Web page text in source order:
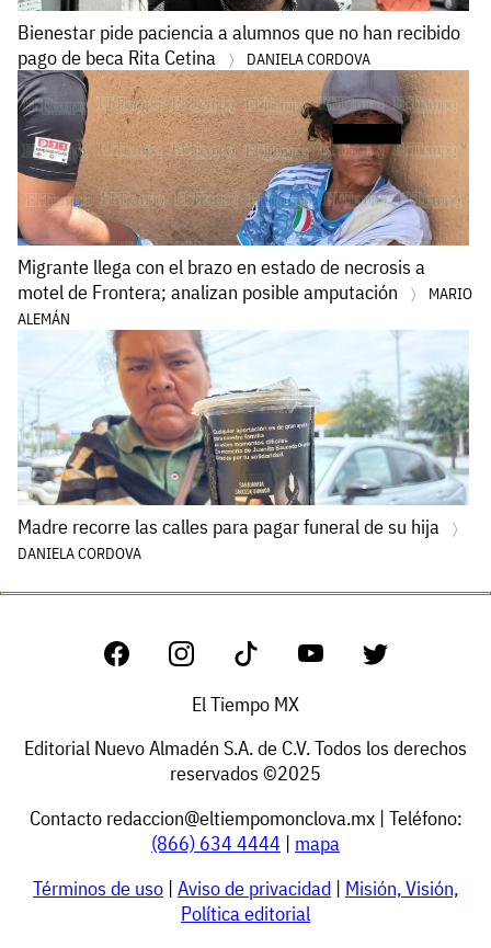
Bienestar pide paciencia a alumnos que no han recibido
pago de beca Rita Cetina
DANIELA CORDOVA
Migrante llega con el brazo en estado de necrosis a
motel de Frontera; analizan posible amputación
MARIO
ALEMÁN
Madre recorre las calles para pagar funeral de su hija
DANIELA CORDOVA
El Tiempo MX
Editorial Nuevo Almadén S.A. de C.V. Todos los derechos
reservados ©2025
Contacto redaccion@eltiempomonclova.mx| Teléfono:
(866) 634 4444 | mapa
Términos de uso | Aviso de privacidad | Misión, Visión,
Política editorial